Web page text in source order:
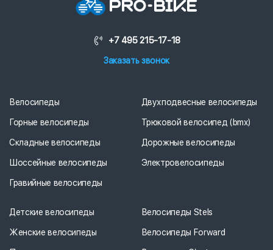
+7 495 215-17-18
Заказать звонок
Велосипеды
Горные велосипеды
Складные велосипеды
Шоссейные велосипеды
Гравийные велосипеды
Двухподвесные велосипеды
Трюковой велосипед (bmx)
Дорожные велосипеды
Электровелосипеды
Детские велосипеды
Женские велосипеды
Велосипеды Stels
Велосипеды Forward